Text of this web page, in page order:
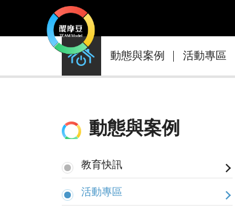
動態與案例 活動專區
動態與案例
教育快訊
活動專區